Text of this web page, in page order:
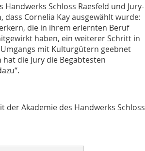
Schloss Raesfeld und Jury-
Cornelia Kay ausgewählt wurde:
die in ihrem erlernten Beruf
haben, ein weiterer Schritt in
mit Kulturgütern geebnet
die Jury die Begabtesten
Akademie des Handwerks Schloss